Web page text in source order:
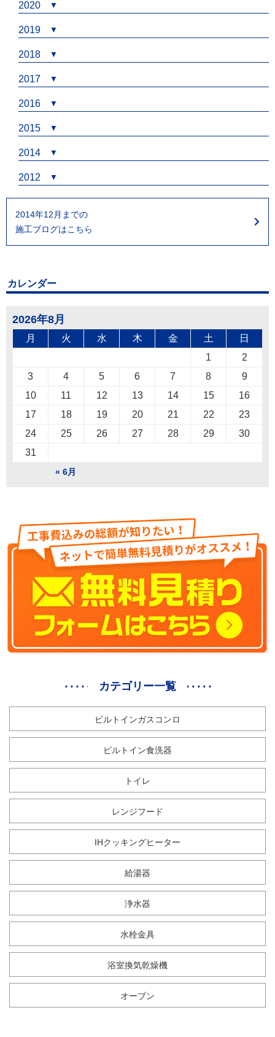
2020
2019
2018
2017
2016
2015
2014
2012
2014年12月までの
施工ブログはこちら
カレンダー
2026年8月
月 火 水 木 金 土 日
« 6月
1
2
3
4 5 6 7 8
9
10
11 12 13 14 15
16
17
18 19 20 21 22
23
24
25 26 27 28 29
30
31
カテゴリー一覧
ビルトインガスコンロ
ビルトイン食洗器
トイレ
レンジフード
IHクッキングヒーター
給湯器
浄水器
水栓金具
浴室換気乾燥機
オーブン